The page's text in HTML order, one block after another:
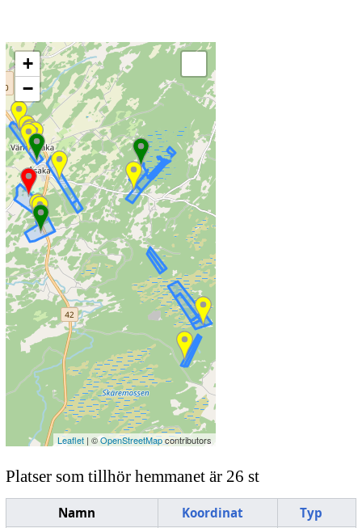
+
−
Leaflet | ©OpenStreetMapcontributors
Platser som tillhör hemmanet är 26 st
Namn Koordinat
Typ